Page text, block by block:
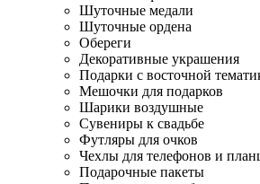
Шуточные медали
Шуточные ордена
Обереги
Декоративные украшения
Подарки с восточной
Мешочки для подарков
Шарики воздушные
Сувениры к свадьбе
Футляры для очков
Чехлы для телефонов и
Подарочные пакеты